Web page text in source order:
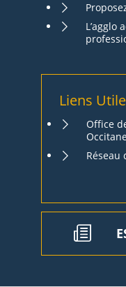
L’agglo
Liens
Office
Réseau